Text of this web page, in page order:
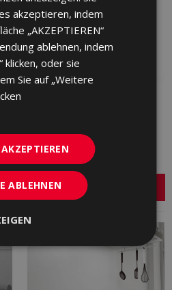
GYA500 | 30x60
Zu Favoriten
hinzufügen
akzeptieren, indem
„AKZEPTIEREN“
ablehnen, indem
klicken, oder sie
Sie auf „Weitere
ABLEHNEN